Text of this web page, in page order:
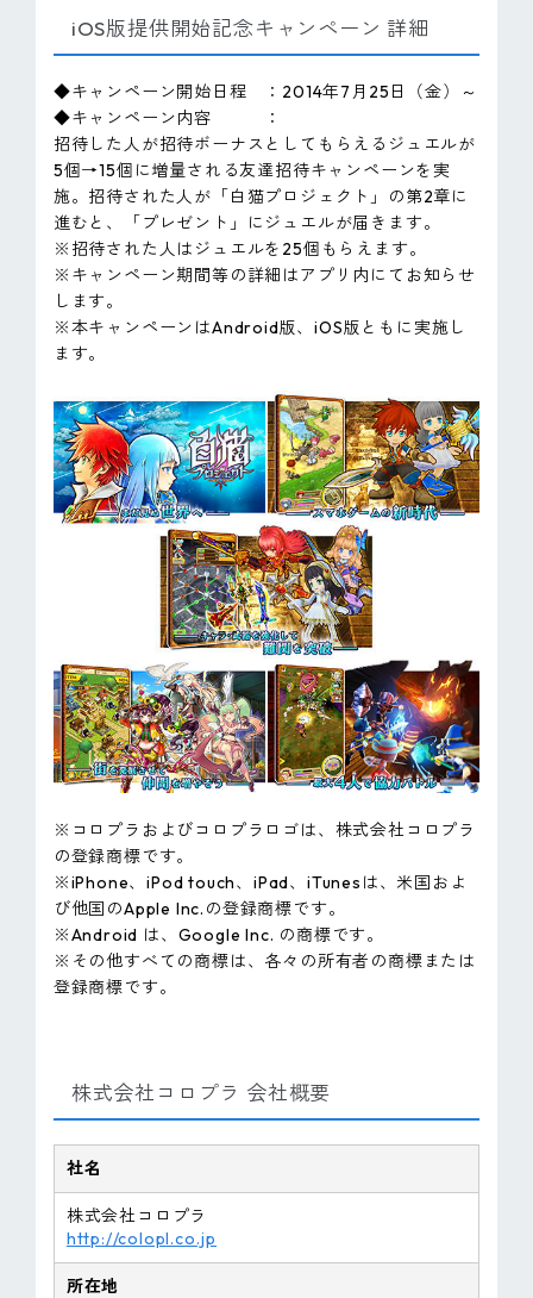
iOS版提供開始記念キャンペーン 詳細
◆キャンペーン開始日程 ：2014年7月25日（金）～
◆キャンペーン内容 ：
招待した人が招待ボーナスとしてもらえるジュエルが
5個→15個に増量される友達招待キャンペーンを実
施。招待された人が「白猫プロジェクト」の第2章に
進むと、「プレゼント」にジュエルが届きます。
※招待された人はジュエルを25個もらえます。
※キャンペーン期間等の詳細はアプリ内にてお知らせ
します。
※本キャンペーンはAndroid版、iOS版ともに実施し
ます。
※コロプラおよびコロプラロゴは、株式会社コロプラ
の登録商標です。
※iPhone、iPod touch、iPad、iTunesは、米国およ
び他国のApple Inc.の登録商標です。
※Android は、Google Inc. の商標です。
※その他すべての商標は、各々の所有者の商標または
登録商標です。
株式会社コロプラ 会社概要
社名
株式会社コロプラ
http://colopl.co.jp
所在地